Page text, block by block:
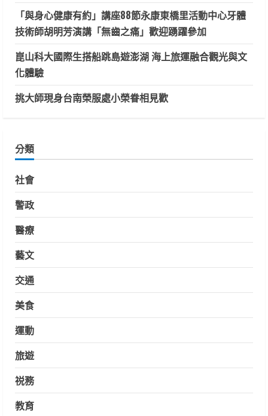
「與身心健康有約」講座88節永康東橋里活動中心牙體
技術師胡明芳演講「無齒之痛」歡迎踴躍參加
崑山科大國際生搭船跳島遊澎湖 海上旅運融合觀光與文
化體驗
挑大師現身台南榮服處小榮眷相見歡
分類
社會
警政
醫療
藝文
交通
美食
運動
旅遊
祱務
教育